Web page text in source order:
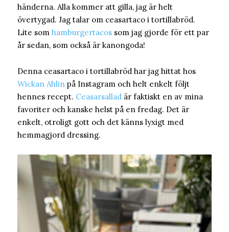
händerna. Alla kommer att gilla, jag är helt
övertygad. Jag talar om ceasartaco i tortillabröd.
Lite som hamburgertacos som jag gjorde för ett par
år sedan, som också är kanongoda!
Denna ceasartaco i tortillabröd har jag hittat hos
Wickan Ahlin på Instagram och helt enkelt följt
hennes recept. Ceasarsallad är faktiskt en av mina
favoriter och kanske helst på en fredag. Det är
enkelt, otroligt gott och det känns lyxigt med
hemmagjord dressing.